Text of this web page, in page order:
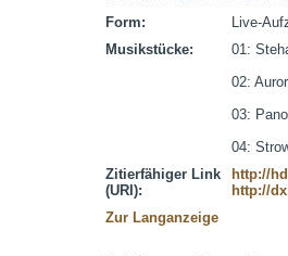
Form:
Live-
Musikstücke:
01:
02:
03:
04:
Zitierfähiger Link
(URI):
http://
http://
Zur Langanzeige